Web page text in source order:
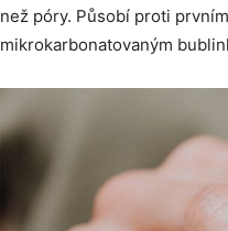
než póry. Působí proti
mikrokarbonatovaným